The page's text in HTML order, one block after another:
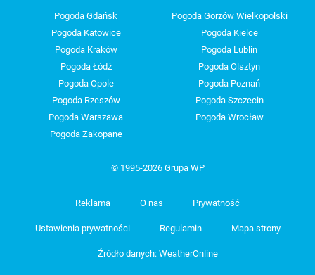
Pogoda Gdańsk
Pogoda Gorzów Wielkopolski
Pogoda Katowice
Pogoda Kielce
Pogoda Kraków
Pogoda Lublin
Pogoda Łódź
Pogoda Olsztyn
Pogoda Opole
Pogoda Poznań
Pogoda Rzeszów
Pogoda Szczecin
Pogoda Warszawa
Pogoda Wrocław
Pogoda Zakopane
© 1995-2026 Grupa WP
Reklama O nas Prywatność
Ustawienia prywatności Regulamin Mapa strony
Źródło danych: WeatherOnline